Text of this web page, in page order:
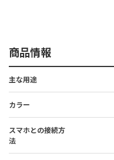
商品情報
主な用途
カラー
スマホとの接続方
法